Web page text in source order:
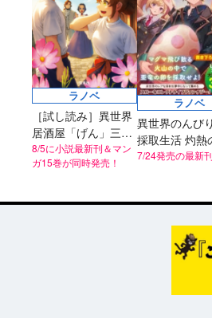
ラノベ
［試し読み］異世界
居酒屋「げん」三杯
目
8/5に小説最新刊＆マン
ガ15巻が同時発売！
ラノベ
異世界のんび
採取生活 灼熱
と亜竜の卵
7/24発売の最新